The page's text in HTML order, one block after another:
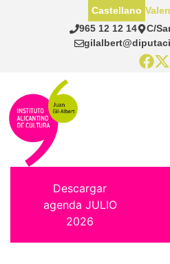
965 12 12 14
C/
Castellano
Descargar
agenda JULIO
2026